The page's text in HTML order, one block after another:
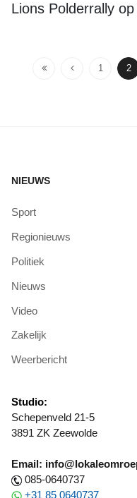
Lions Polderrally
1 2
NIEUWS
Sport
Regionieuws
Politiek
Nieuws
Video
Zakelijk
Weerbericht
Studio:
Schepenveld 21-5
3891 ZK Zeewolde
Email:
085-0640737
+31 85 0640737